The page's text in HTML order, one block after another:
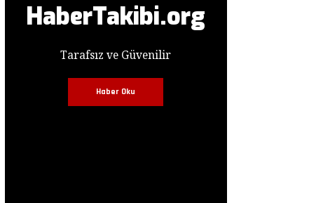
HaberTakibi.org
Tarafsız ve Güvenilir
Haber Oku